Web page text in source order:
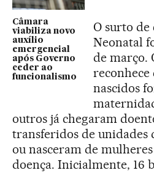
Câmara
viabiliza novo
auxílio
emergencial
após Governo
ceder ao
funcionalismo
O surto de
Neonatal
de março.
reconhece
nascidos
outros já chegaram
transferidos de unidades
ou nasceram de
doença. Inicialmente, 16